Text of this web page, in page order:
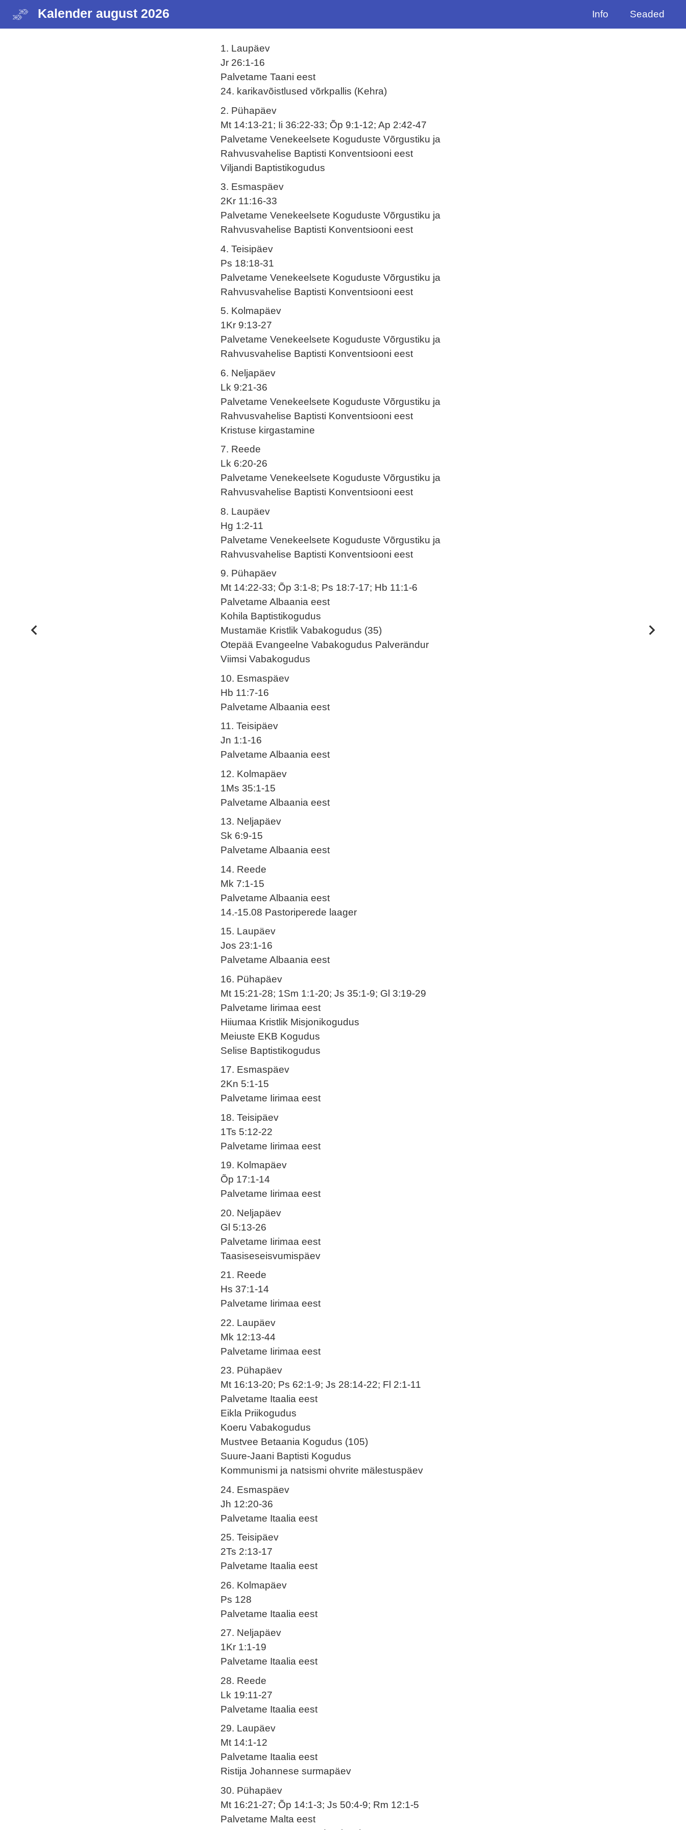
Kalender august 2026 Info Seaded
1. Laupäev
Jr 26:1-16
Palvetame Taani eest
24. karikavõistlused võrkpallis (Kehra)
2. Pühapäev
Mt 14:13-21; Ii 36:22-33; Õp 9:1-12; Ap 2:42-47
Palvetame Venekeelsete Koguduste Võrgustiku ja
Rahvusvahelise Baptisti Konventsiooni eest
Viljandi Baptistikogudus
3. Esmaspäev
2Kr 11:16-33
Palvetame Venekeelsete Koguduste Võrgustiku ja
Rahvusvahelise Baptisti Konventsiooni eest
4. Teisipäev
Ps 18:18-31
Palvetame Venekeelsete Koguduste Võrgustiku ja
Rahvusvahelise Baptisti Konventsiooni eest
5. Kolmapäev
1Kr 9:13-27
Palvetame Venekeelsete Koguduste Võrgustiku ja
Rahvusvahelise Baptisti Konventsiooni eest
6. Neljapäev
Lk 9:21-36
Palvetame Venekeelsete Koguduste Võrgustiku ja
Rahvusvahelise Baptisti Konventsiooni eest
Kristuse kirgastamine
7. Reede
Lk 6:20-26
Palvetame Venekeelsete Koguduste Võrgustiku ja
Rahvusvahelise Baptisti Konventsiooni eest
8. Laupäev
Hg 1:2-11
Palvetame Venekeelsete Koguduste Võrgustiku ja
Rahvusvahelise Baptisti Konventsiooni eest
9. Pühapäev
Mt 14:22-33; Õp 3:1-8; Ps 18:7-17; Hb 11:1-6
Palvetame Albaania eest
Kohila Baptistikogudus
Mustamäe Kristlik Vabakogudus (35)
Otepää Evangeelne Vabakogudus Palverändur
Viimsi Vabakogudus
10. Esmaspäev
Hb 11:7-16
Palvetame Albaania eest
11. Teisipäev
Jn 1:1-16
Palvetame Albaania eest
12. Kolmapäev
1Ms 35:1-15
Palvetame Albaania eest
13. Neljapäev
Sk 6:9-15
Palvetame Albaania eest
14. Reede
Mk 7:1-15
Palvetame Albaania eest
14.-15.08 Pastoriperede laager
15. Laupäev
Jos 23:1-16
Palvetame Albaania eest
16. Pühapäev
Mt 15:21-28; 1Sm 1:1-20; Js 35:1-9; Gl 3:19-29
Palvetame Iirimaa eest
Hiiumaa Kristlik Misjonikogudus
Meiuste EKB Kogudus
Selise Baptistikogudus
17. Esmaspäev
2Kn 5:1-15
Palvetame Iirimaa eest
18. Teisipäev
1Ts 5:12-22
Palvetame Iirimaa eest
19. Kolmapäev
Õp 17:1-14
Palvetame Iirimaa eest
20. Neljapäev
Gl 5:13-26
Palvetame Iirimaa eest
Taasiseseisvumispäev
21. Reede
Hs 37:1-14
Palvetame Iirimaa eest
22. Laupäev
Mk 12:13-44
Palvetame Iirimaa eest
23. Pühapäev
Mt 16:13-20; Ps 62:1-9; Js 28:14-22; Fl 2:1-11
Palvetame Itaalia eest
Eikla Priikogudus
Koeru Vabakogudus
Mustvee Betaania Kogudus (105)
Suure-Jaani Baptisti Kogudus
Kommunismi ja natsismi ohvrite mälestuspäev
24. Esmaspäev
Jh 12:20-36
Palvetame Itaalia eest
25. Teisipäev
2Ts 2:13-17
Palvetame Itaalia eest
26. Kolmapäev
Ps 128
Palvetame Itaalia eest
27. Neljapäev
1Kr 1:1-19
Palvetame Itaalia eest
28. Reede
Lk 19:11-27
Palvetame Itaalia eest
29. Laupäev
Mt 14:1-12
Palvetame Itaalia eest
Ristija Johannese surmapäev
30. Pühapäev
Mt 16:21-27; Õp 14:1-3; Js 50:4-9; Rm 12:1-5
Palvetame Malta eest